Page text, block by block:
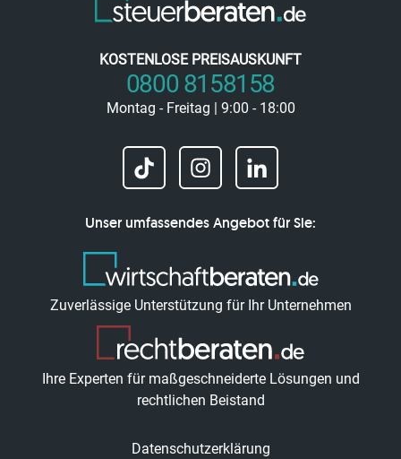
KOSTENLOSE PREISAUSKUNFT
0800 8158158
Montag - Freitag | 9:00 - 18:00
Unser umfassendes Angebot für Sie:
Zuverlässige Unterstützung für Ihr Unternehmen
Ihre Experten für maßgeschneiderte Lösungen und
rechtlichen Beistand
Datenschutzerklärung